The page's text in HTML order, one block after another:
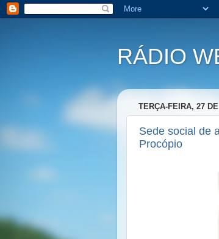
RÁDIO
TERÇA-FEIRA, 27
Sede social de
Procópio